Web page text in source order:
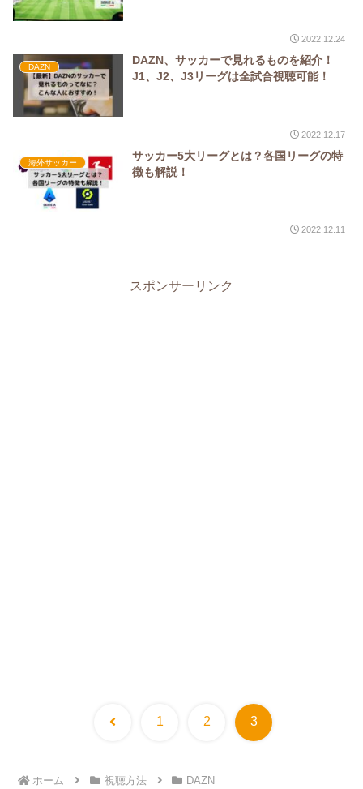
2022.12.24
DAZN
DAZN、サッカーで見れるものを紹介！
J1、J2、J3リーグは全試合視聴可能！
2022.12.17
海外サッカー
サッカー5大リーグとは？各国リーグの特
徴も解説！
2022.12.11
スポンサーリンク
前 1 2 3
ホーム 視聴方法 DAZN